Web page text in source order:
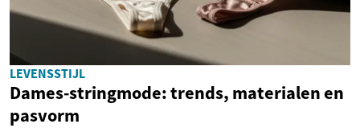
LEVENSSTIJL
Dames-stringmode: trends, materialen en
pasvorm